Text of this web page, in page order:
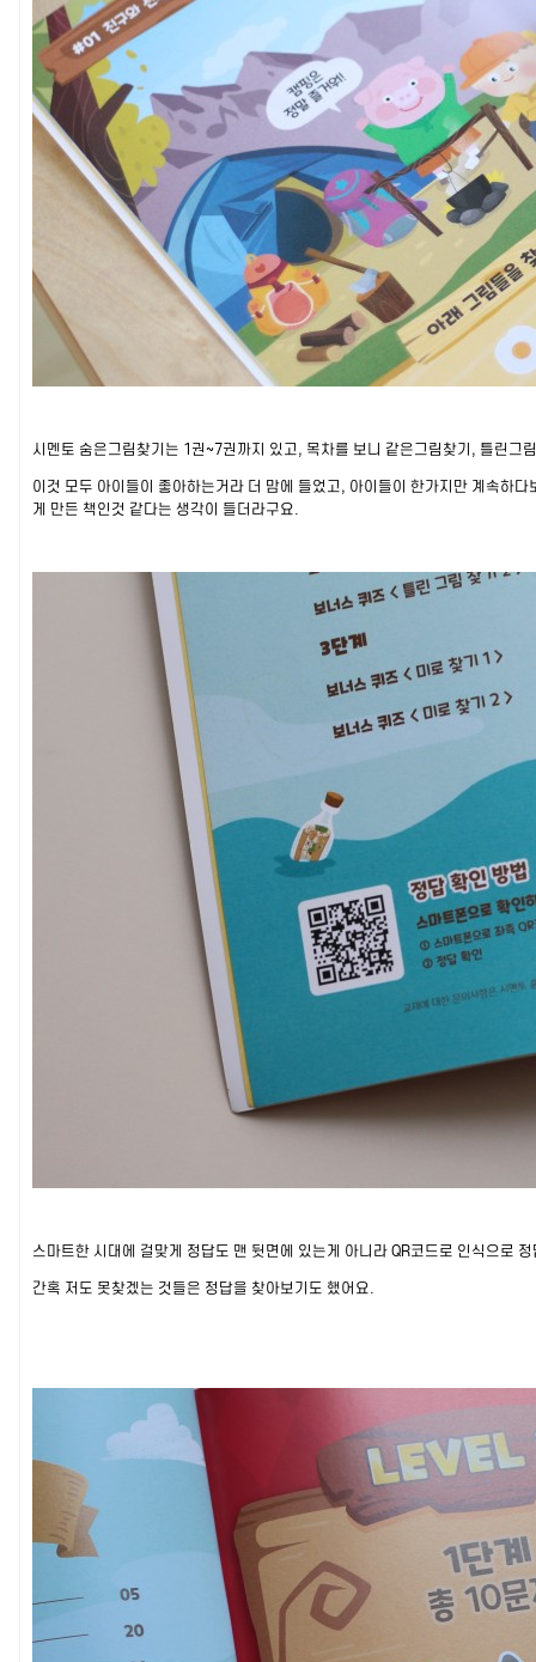
시멘토 숨은그림찾기는 1권~7권까지 있고, 목차를 보니 같은그림찾기, 틀린그
이것 모두 아이들이 좋아하는거라 더 맘에 들었고, 아이들이 한가지만 계속하
게 만든 책인것 같다는 생각이 들더라구요.
스마트한 시대에 걸맞게 정답도 맨 뒷면에 있는게 아니라 QR코드로 인식으로
간혹 저도 못찾겠는 것들은 정답을 찾아보기도 했어요.